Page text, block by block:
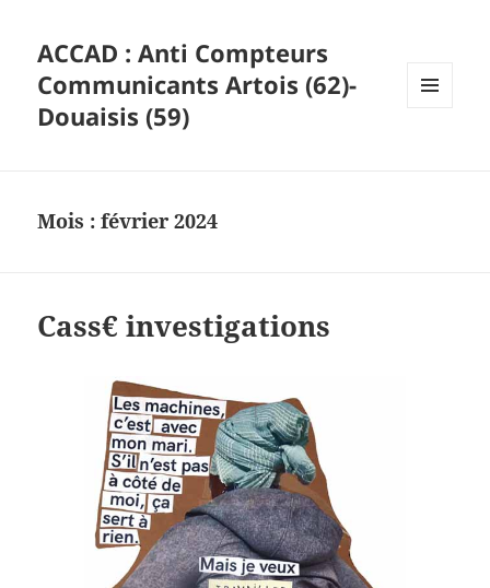
ACCAD : Anti Compteurs
Communicants Artois (62)-
Douaisis (59)
Mois :février 2024
Cass€ investigations